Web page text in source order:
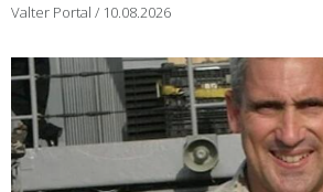
Valter Portal 10.08.2026